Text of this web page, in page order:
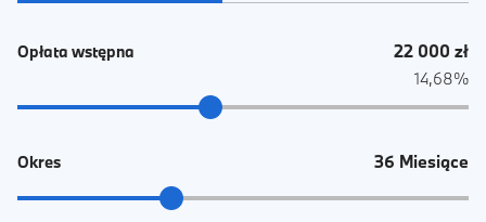
Opłata wstępna 22 000 zł
14,68%
Okres 36 Miesiące